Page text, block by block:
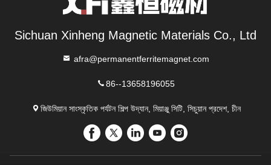
Sichuan Xinheng Magnetic Materials Co., Ltd
afra@permanentferritemagnet.com
86--13658196055
জিউমিয়ান সাংস্কৃতিক পর্যটন শিল্প উদ্যান, মিয়াঞ্জু সিটি, সিচুয়ান প্রদেশ, চীন